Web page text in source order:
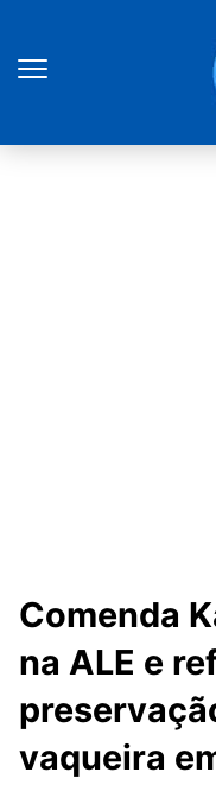
Comenda
na ALE e
vaqueira